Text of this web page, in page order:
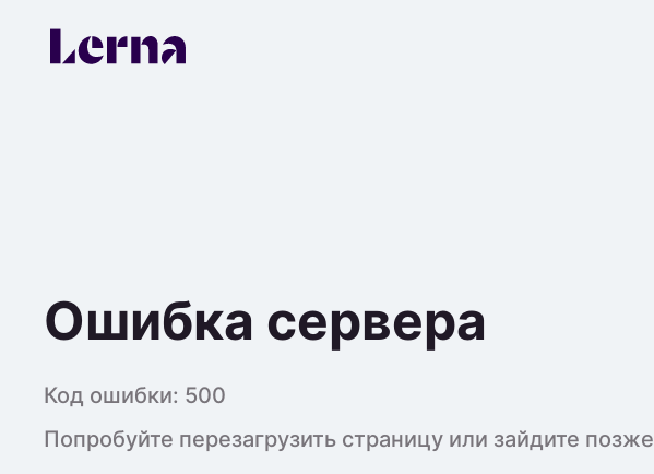
Ошибка сервера
Код ошибки: 500
Попробуйте перезагрузить страницу или зайдите позже